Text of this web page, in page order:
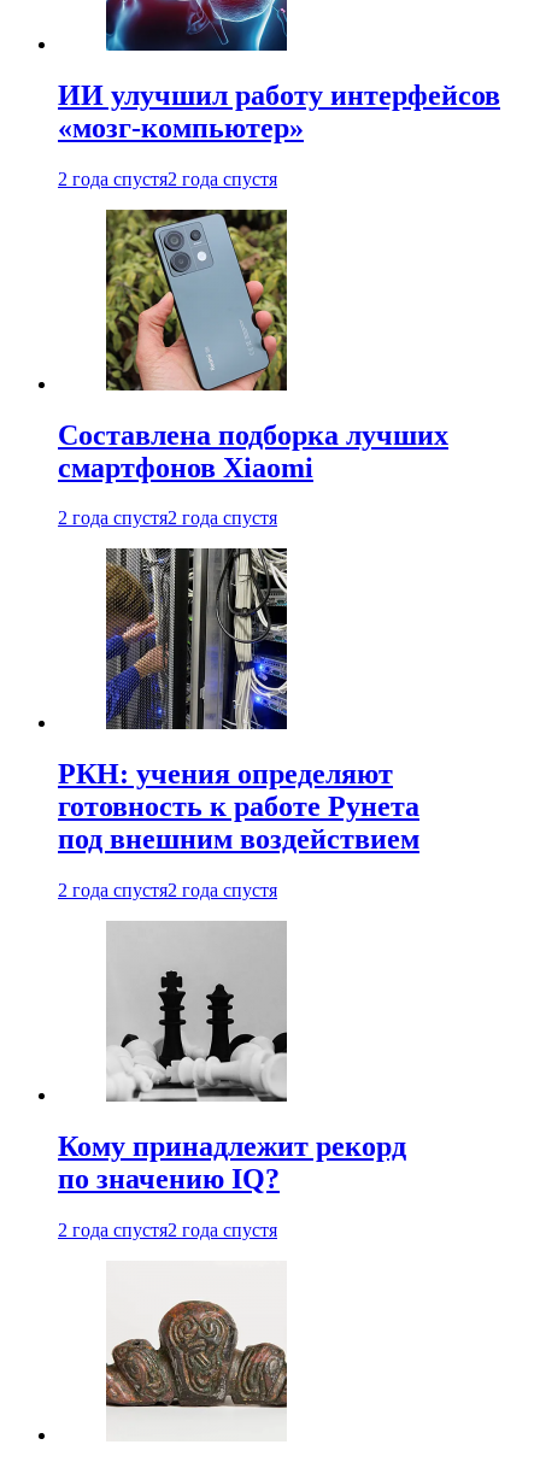
ИИ улучшил работу интерфейсов
«мозг-компьютер»
2 года спустя2 года спустя
Составлена подборка лучших
смартфонов Xiaomi
2 года спустя2 года спустя
РКН: учения определяют
готовность к работе Рунета
под внешним воздействием
2 года спустя2 года спустя
Кому принадлежит рекорд
по значению IQ?
2 года спустя2 года спустя